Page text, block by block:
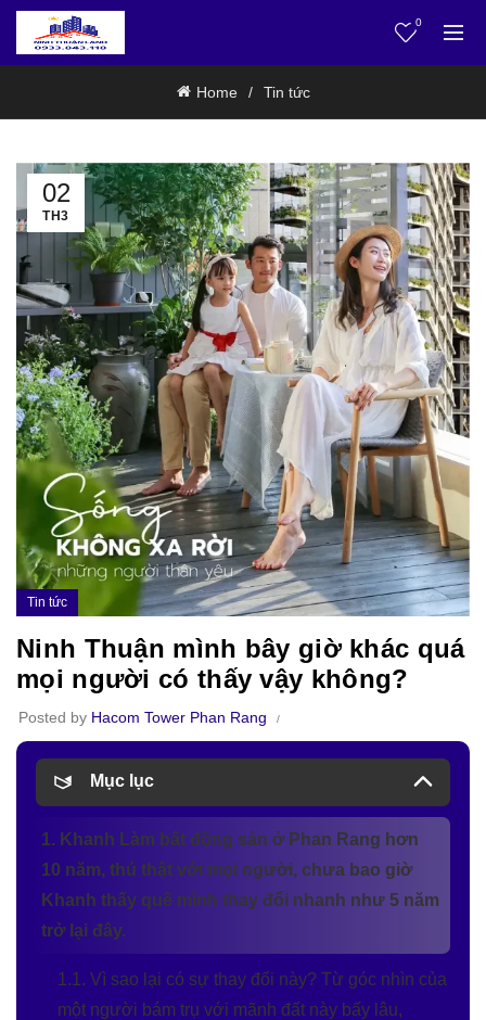
0
Home Tin tức
02
TH3
Tin tức
Ninh Thuận mình bây giờ khác quá
mọi người có thấy vậy không?
Posted by Hacom Tower Phan Rang
Mục lục
1. Khanh Làm bất động sản ở Phan Rang hơn
10 năm, thú thật với mọi người, chưa bao giờ
Khanh thấy quê mình thay đổi nhanh như 5 năm
trở lại đây.
1.1. Vì sao lại có sự thay đổi này? Từ góc nhìn của
một người bám trụ với mãnh đất này bấy lâu,